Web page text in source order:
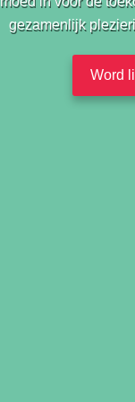
gezamenlijk
Word